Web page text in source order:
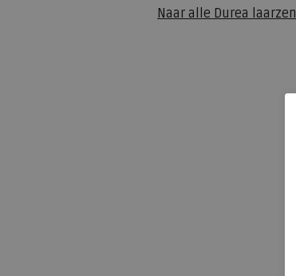
Naar alle Durea laarzen